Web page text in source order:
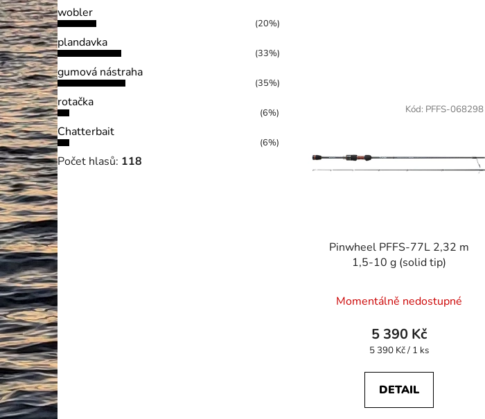
wobler
(20%)
plandavka
(33%)
gumová nástraha
(35%)
rotačka
(6%)
Chatterbait
(6%)
Počet hlasů: 118
Pinwheel PFFS-77L 2,32 m
1,5-10 g (solid tip)
Momentálně nedostupné
5 390 Kč
Měrná
5 390 Kč / 1 ks
DETAIL
Kód: PFFS-068298